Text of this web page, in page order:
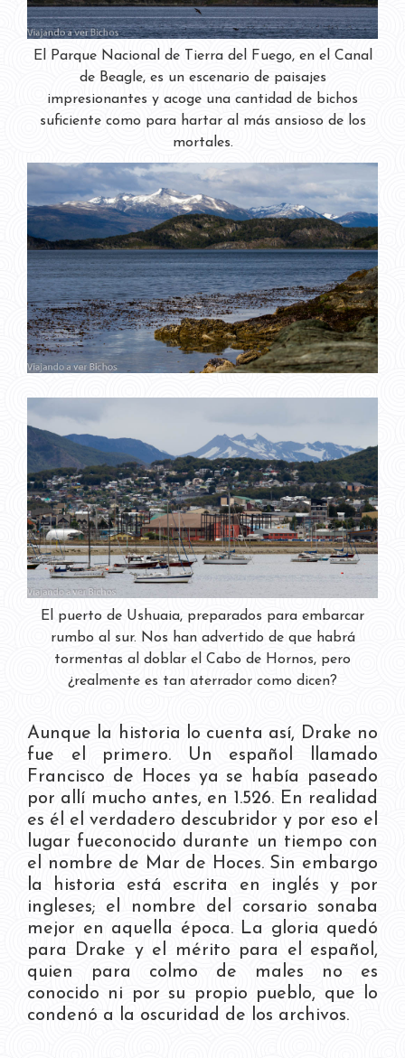
El Parque Nacional de Tierra del Fuego, en el Canal
de Beagle, es un escenario de paisajes
impresionantes y acoge una cantidad de bichos
suficiente como para hartar al más ansioso de los
mortales.
El puerto de Ushuaia, preparados para embarcar
rumbo al sur. Nos han advertido de que habrá
tormentas al doblar el Cabo de Hornos, pero
¿realmente es tan aterrador como dicen?
Aunque la historia lo cuenta así, Drake no
fue el primero. Un español llamado
Francisco de Hoces ya se había paseado
por allí mucho antes, en 1.526. En realidad
es él el verdadero descubridor y por eso el
lugar fueconocido durante un tiempo con
el nombre de Mar de Hoces. Sin embargo
la historia está escrita en inglés y por
ingleses; el nombre del corsario sonaba
mejor en aquella época. La gloria quedó
para Drake y el mérito para el español,
quien para colmo de males no es
conocido ni por su propio pueblo, que lo
condenó a la oscuridad de los archivos.